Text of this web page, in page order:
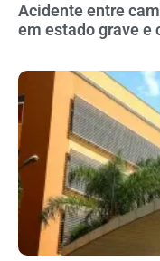
Acidente entre
em estado grave e